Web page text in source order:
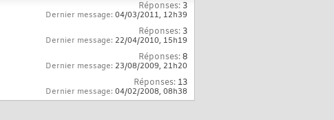
Réponses: 3
Dernier message: 04/03/2011, 12h39
Réponses: 3
Dernier message: 22/04/2010, 15h19
Réponses:8
Dernier message: 23/08/2009, 21h20
Réponses: 13
Dernier message: 04/02/2008, 08h38